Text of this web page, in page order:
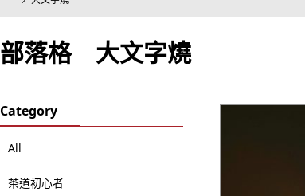
部落格 大文字燒
Category
All
茶道初心者